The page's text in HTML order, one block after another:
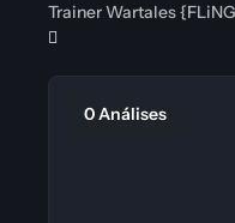
Trainer Wartales
0 Análises